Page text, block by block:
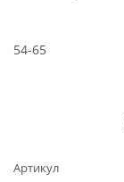
54-65
Артикул